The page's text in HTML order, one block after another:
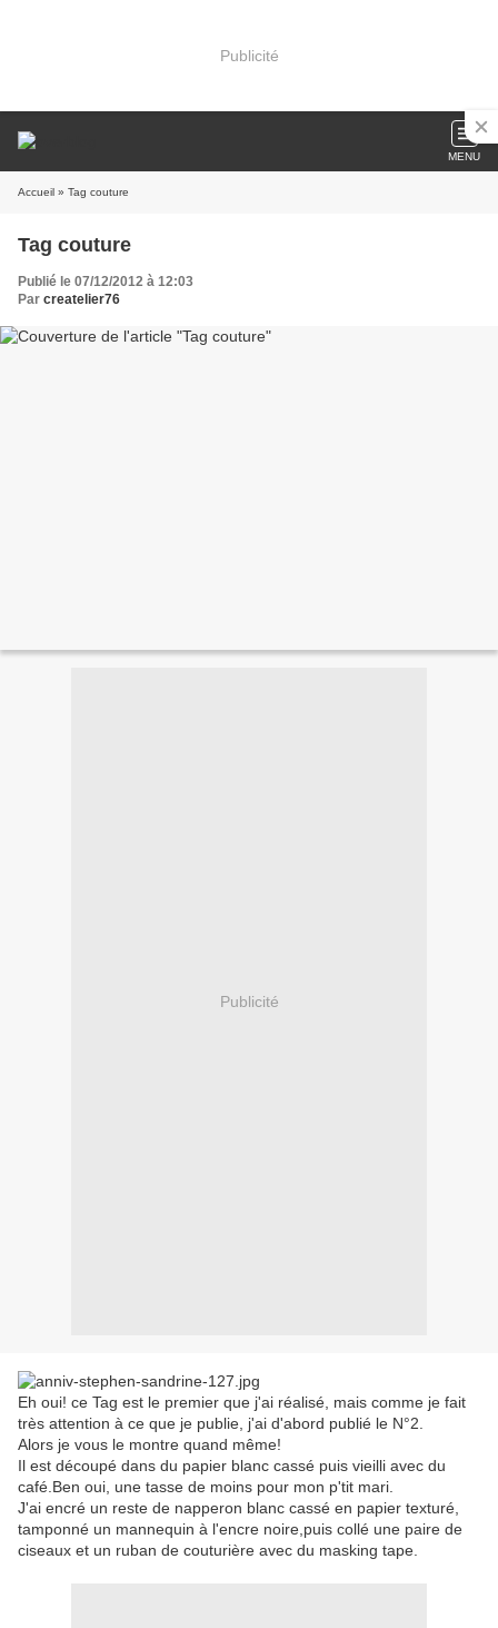
Publicité
MENU
Accueil » Tag couture
Tag couture
Publié le 07/12/2012 à 12:03
Par createlier76
Publicité
Eh oui! ce Tag est le premier que j'ai réalisé, mais comme je fait
très attention à ce que je publie, j'ai d'abord publié le N°2.
Alors je vous le montre quand même!
Il est découpé dans du papier blanc cassé puis vieilli avec du
café.Ben oui, une tasse de moins pour mon p'tit mari.
J'ai encré un reste de napperon blanc cassé en papier texturé,
tamponné un mannequin à l'encre noire,puis collé une paire de
ciseaux et un ruban de couturière avec du masking tape.